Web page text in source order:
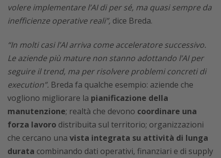
volere implementare l’AI di per sé, ma quasi sempre da
inefficienze operative reali”, dice Breda.
“In molti casi l’AI arriva come acceleratore successivo.
Le aziende più mature non stanno adottando l’AI per
seguire il trend, ma per risolvere problemi concreti di
execution”. Breda fa qualche esempio: aziende che
vogliono migliorare la pianificazione della
manutenzione; realtà che devono coordinare una
forza lavoro distribuita sul territorio; organizzazioni
che cercano una vista integrata su attività di lunga
durata combinando dati operativi, finanziari e di supply